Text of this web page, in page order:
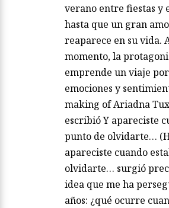
verano entre fiestas y
hasta que un gran
reaparece en su vida.
momento, la
emprende un viaje
emociones y
making of Ariadna
escribió Y apareciste
punto de olvidarte…
apareciste cuando
olvidarte… surgió
idea que me ha
años: ¿qué ocurre